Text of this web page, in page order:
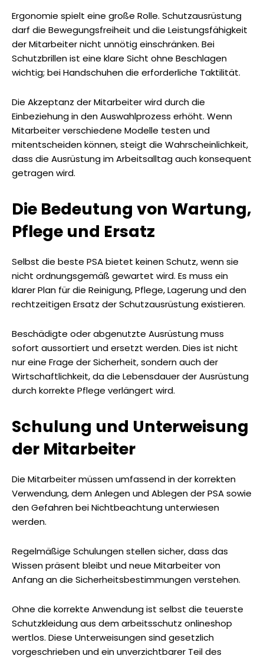
Ergonomie spielt eine große Rolle. Schutzausrüstung
darf die Bewegungsfreiheit und die Leistungsfähigkeit
der Mitarbeiter nicht unnötig einschränken. Bei
Schutzbrillen ist eine klare Sicht ohne Beschlagen
wichtig; bei Handschuhen die erforderliche Taktilität.
Die Akzeptanz der Mitarbeiter wird durch die
Einbeziehung in den Auswahlprozess erhöht. Wenn
Mitarbeiter verschiedene Modelle testen und
mitentscheiden können, steigt die Wahrscheinlichkeit,
dass die Ausrüstung im Arbeitsalltag auch konsequent
getragen wird.
Die Bedeutung von Wartung,
Pflege und Ersatz
Selbst die beste PSA bietet keinen Schutz, wenn sie
nicht ordnungsgemäß gewartet wird. Es muss ein
klarer Plan für die Reinigung, Pflege, Lagerung und den
rechtzeitigen Ersatz der Schutzausrüstung existieren.
Beschädigte oder abgenutzte Ausrüstung muss
sofort aussortiert und ersetzt werden. Dies ist nicht
nur eine Frage der Sicherheit, sondern auch der
Wirtschaftlichkeit, da die Lebensdauer der Ausrüstung
durch korrekte Pflege verlängert wird.
Schulung und Unterweisung
der Mitarbeiter
Die Mitarbeiter müssen umfassend in der korrekten
Verwendung, dem Anlegen und Ablegen der PSA sowie
den Gefahren bei Nichtbeachtung unterwiesen
werden.
Regelmäßige Schulungen stellen sicher, dass das
Wissen präsent bleibt und neue Mitarbeiter von
Anfang an die Sicherheitsbestimmungen verstehen.
Ohne die korrekte Anwendung ist selbst die teuerste
Schutzkleidung aus dem arbeitsschutz onlineshop
wertlos. Diese Unterweisungen sind gesetzlich
vorgeschrieben und ein unverzichtbarer Teil des